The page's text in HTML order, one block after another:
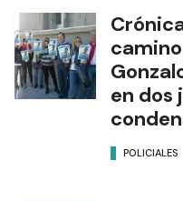
en dos
POLICIALES